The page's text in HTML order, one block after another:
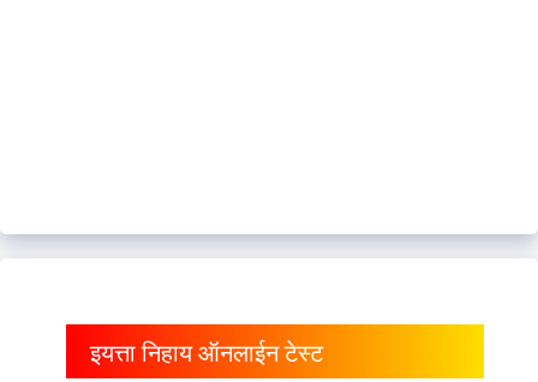
इयत्ता निहाय ऑनलाईन टेस्ट